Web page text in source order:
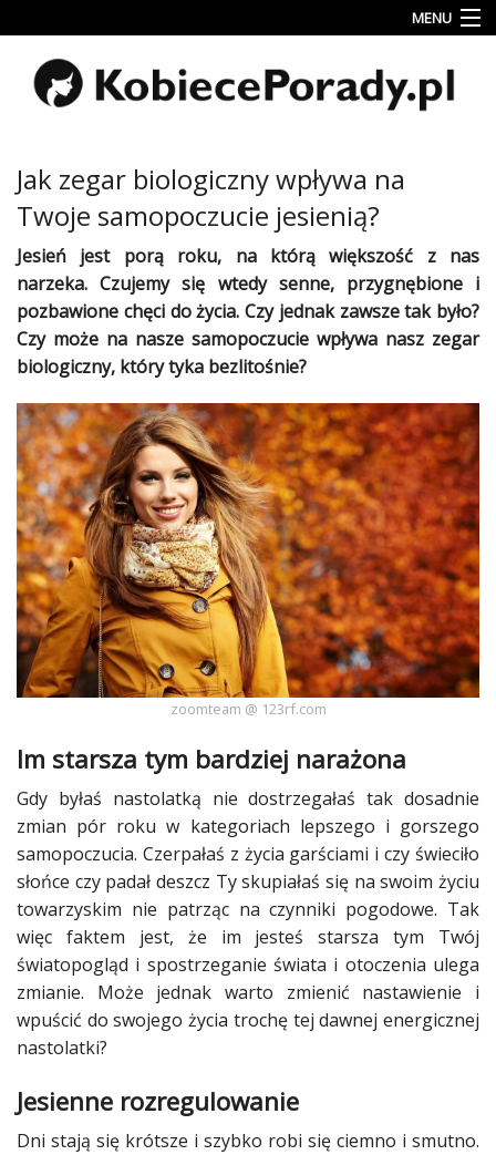
MENU
Uroda
Miłość
Rodzina
&
Dziecko
Przepisy
kulinarne
Kobiece
Wnętrza
Fitness
Ślub
&
Wesele
Moda
Zakupy
ekspertów
Strefa
Blogerek
Konkursy
Recenzje
Studniówka
«
Dodaj
Dodaj
Najlepsze
Jak zegar biologiczny wpływa na
Twoje samopoczucie jesienią?
Jesień jest porą roku, na którą większość z nas
narzeka. Czujemy się wtedy senne, przygnębione i
pozbawione chęci dożycia. Czy jednak zawsze tak było?
Czy może na nasze samopoczucie wpływa nasz zegar
biologiczny, który tyka bezlitośnie?
zoomteam @ 123rf.com
Im starsza tym bardziej narażona
Gdy byłaś nastolatką nie dostrzegałaś tak dosadnie
zmian pór roku w kategoriach lepszego i gorszego
samopoczucia. Czerpałaś z życia garściami i czy świeciło
słońce czy padał deszcz Ty skupiałaś się na swoim życiu
towarzyskim nie patrząc na czynniki pogodowe. Tak
więc faktem jest, że im jesteś starsza tym Twój
światopogląd i spostrzeganie świata i otoczenia ulega
zmianie. Może jednak warto zmienić nastawienie i
wpuścić do swojegożycia trochę tej dawnej energicznej
nastolatki?
Jesienne rozregulowanie
Dni stają się krótsze i szybko robi się ciemno i smutno.